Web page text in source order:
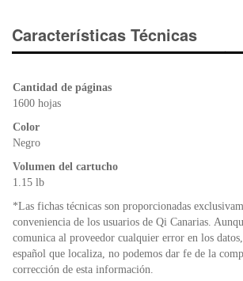
e
b
o
er s
A
ri
e
Características Técnicas
Cantidad de páginas
1600 hojas
Color
Negro
Volumen del cartucho
1.15 lb
*Las fichas técnicas son proporcionadas
conveniencia de los usuarios de Qi Canarias.
comunica al proveedor cualquier error en los
español que localiza, no podemos dar fe de la
corrección de esta información.